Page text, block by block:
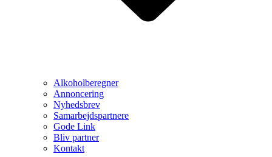
Alkoholberegner
Annoncering
Nyhedsbrev
Samarbejdspartnere
Gode Link
Bliv partner
Kontakt